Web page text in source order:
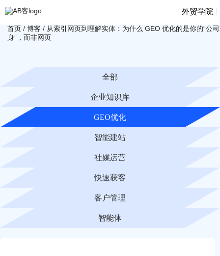
外贸学院
首页 / 博客 / 从索引网页到理解实体：为什么 GEO 优化的是你的“公
身”，而非网页
全部
企业知识库
GEO优化
智能建站
社媒运营
快速获客
客户管理
智能体